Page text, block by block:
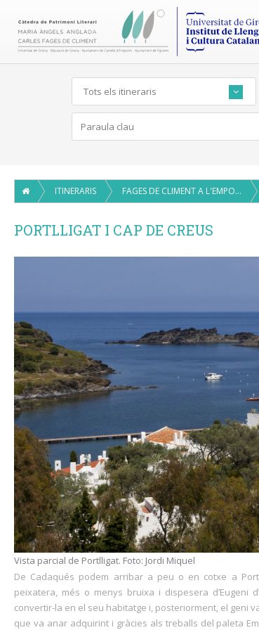
Tots els itineraris
ITINERARIS FAGES DE CLIMENT A L'EMPORDÀ
PORTLLIGAT I CAP DE CREUS
Vista parcial de Portlligat. Foto: Jordi Miquel
De Cadaqués podem arribar a peu o en cotxe a
peixatera, més o menys bruixa i dispesera d’Eugeni
convertir-la en el seu habitatge i, posteriorment, el geni
que va anar adquirint i gràcies als treballs del paleta